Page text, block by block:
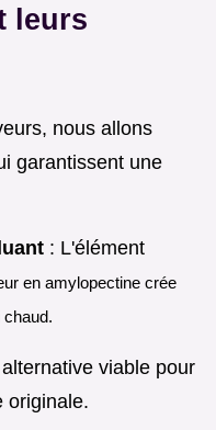
leurs
nous allons
garantissent une
: L'élément
en amylopectine crée
viable pour
originale.